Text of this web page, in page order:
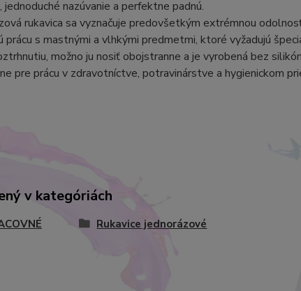
nazúvanie a perfektne padnú.
rukavica sa vyznačuje predovšetkým extrémnou
s mastnými a vlhkými predmetmi, ktoré vyžadujú
možno ju nosiť obojstranne a je vyrobená bez
pre prácu v zdravotníctve, potravinárstve a hygienickom
v kategóriách
Rukavice jednorázové